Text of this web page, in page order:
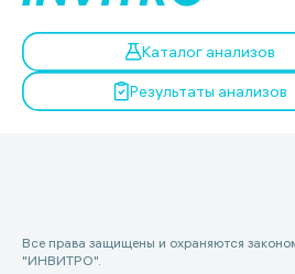
Каталог анализов
Результаты анализов
Все права защищены и охраняются
"ИНВИТРО".